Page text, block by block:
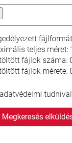
teljes méret:
fájlok száma:
fájlok mérete:
Megkeresés